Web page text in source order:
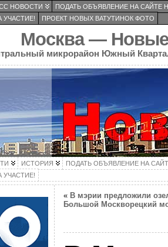
НОВОСТИ
ПОДАТЬ ОБЪЯВЛЕНИЕ НА САЙТЕ
УЧАСТИЕ!
ПРОЕКТ НОВЫХ ВАТУТИНОК ФОТО
Москва — Новые
микрорайон Южный
ИСТОРИЯ
ПОДАТЬ ОБЪЯВЛЕНИЕ НА
УЧАСТИЕ!
« В мэрии предложили
Большой Москворецкий